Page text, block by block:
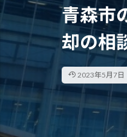
青森市
却の相
2023年5月7日